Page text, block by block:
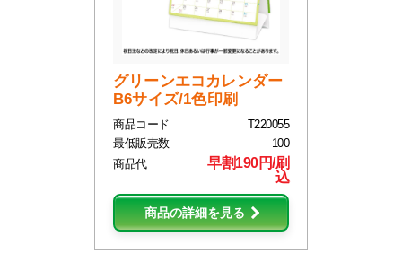
グリーンエコカレンダー
B6サイズ/1色印刷
商品コード
T220055
最低販売数
100
商品代
早割190円/刷
込
商品の詳細を見る